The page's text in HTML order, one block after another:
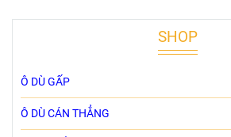
SHOP
Ô DÙ GẤP
Ô DÙ CÁN THẲNG